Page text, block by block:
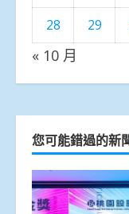
28
29
« 10 月
您可能錯過的新